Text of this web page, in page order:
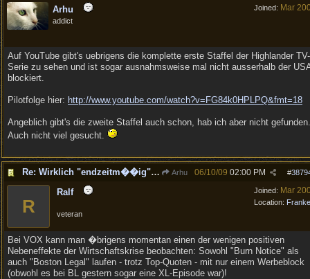
Joined: Mar
Arhu
addict
Auf YouTube gibt's uebrigens die komplette erste Staffel der Highlander TV-
Serie zu sehen und ist sogar ausnahmsweise mal nicht ausserhalb der
blockiert.
Pilotfolge hier: http://www.youtube.com/watch?v=FG84k0HPLPQ&fmt=18
Angeblich gibt's die zweite Staffel auch schon, hab ich aber nicht gefunden.
Auch nicht viel gesucht.
Re: Wirklich "endzeitm��ig", oder was?! Arhu #
06/10/09 02:00 PM
Joined: Mar
Location:
R
Ralf
veteran
Bei VOX kann man �brigens momentan einen der wenigen positiven
Nebeneffekte der Wirtschaftskrise beobachten: Sowohl "Burn Notice" als
auch "Boston Legal" laufen - trotz Top-Quoten - mit nur einem Werbeblock
(obwohl es bei BL gestern sogar eine XL-Episode war)!